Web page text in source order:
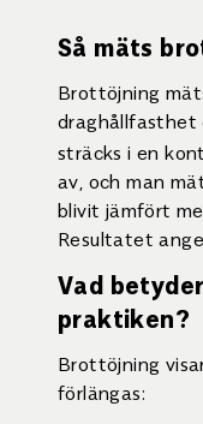
Så mäts
Brottöjning
draghållfasthet
sträcks i en
av, och man
blivit jämfört
Resultatet
Vad
praktiken?
Brottöjning
förlängas: